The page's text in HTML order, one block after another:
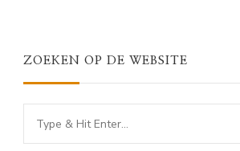
ZOEKEN OP DE WEBSITE
Looking
for